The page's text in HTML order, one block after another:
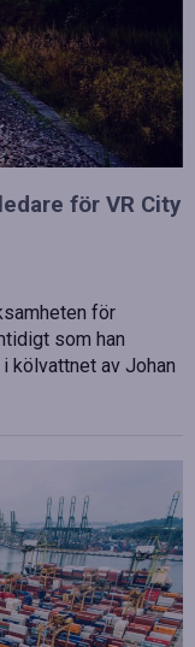
för VR City
för
som han
kölvattnet av Johan